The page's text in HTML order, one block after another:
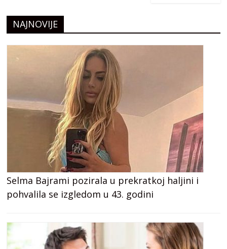
NAJNOVIJE
Selma Bajrami pozirala u prekratkoj haljini i
pohvalila se izgledom u 43. godini